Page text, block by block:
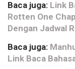
Baca juga: Link
Rotten One
Dengan Jadwal
Baca juga:
Link Baca